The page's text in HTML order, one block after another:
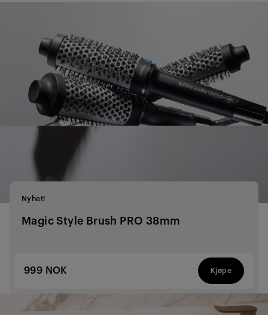
Nyhet!
Magic Style Brush PRO 38mm
999 NOK Kjøpe